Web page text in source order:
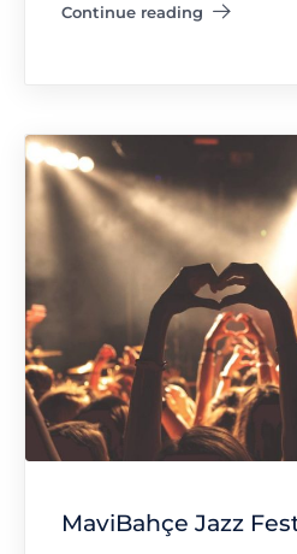
Continue reading
"SunJazz Festival Çeşme"
MaviBahçe Jazz